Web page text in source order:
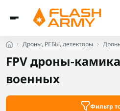
Дроны, РЕБЫ, детекторы
FPV дроны-
военных
Фильтр